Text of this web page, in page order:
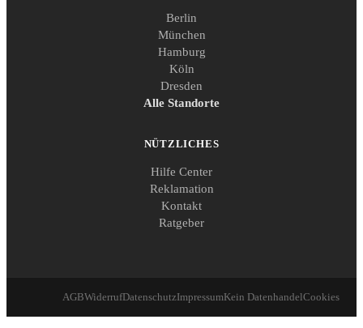
Berlin
München
Hamburg
Köln
Dresden
Alle Standorte
NÜTZLICHES
Hilfe Center
Reklamation
Kontakt
Ratgeber
AGBWiderrufDatenschutzImpressumKein DatenhandelCookies